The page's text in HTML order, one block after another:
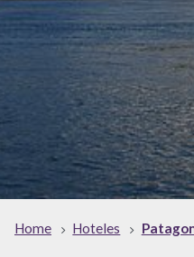
Home Hoteles